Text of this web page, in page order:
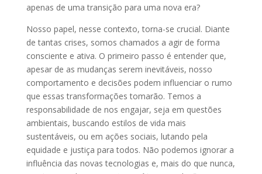
apenas de uma transição para uma nova era?
Nosso papel, nesse contexto, torna-se crucial. Diante
de tantas crises, somos chamados a agir de forma
consciente e ativa. O primeiro passo é entender que,
apesar de as mudanças serem inevitáveis, nosso
comportamento e decisões podem influenciar o rumo
que essas transformações tomarão. Temos a
responsabilidade de nos engajar, seja em questões
ambientais, buscando estilos de vida mais
sustentáveis, ou em ações sociais, lutando pela
equidade e justiça para todos. Não podemos ignorar a
influência das novas tecnologias e, mais do que nunca,